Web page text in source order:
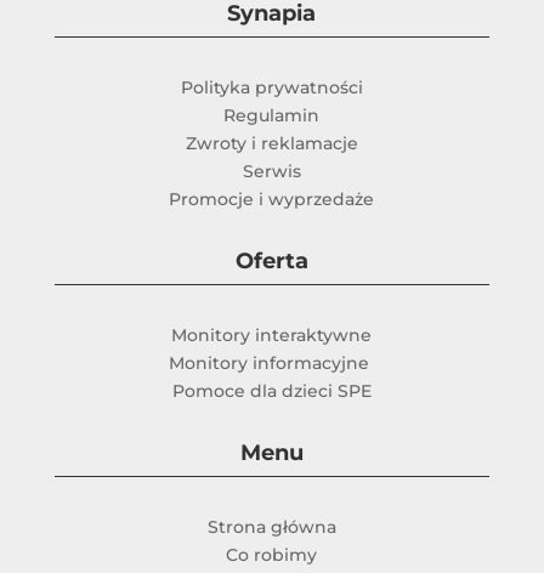
Synapia
Polityka prywatności
Regulamin
Zwroty i reklamacje
Serwis
Promocje i wyprzedaże
Oferta
Monitory interaktywne
Monitory informacyjne
Pomoce dla dzieci SPE
Menu
Strona główna
Co robimy